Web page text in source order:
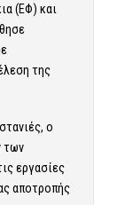
(ΕΦ) και
της
ο
των
εργασίες
αποτροπής